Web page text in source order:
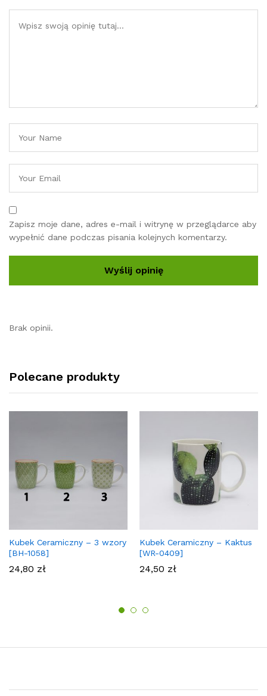
Zapisz moje dane, adres e-mail i witrynę w przeglądarce aby
wypełnić dane podczas pisania kolejnych komentarzy.
Brak opinii.
Polecane produkty
Kubek Ceramiczny – 3 wzory
[BH-1058]
24,80 zł
Kubek Ceramiczny – Kaktus
[WR-0409]
24,50 zł